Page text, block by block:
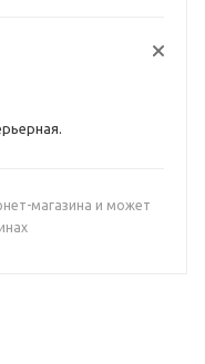
магазина и может